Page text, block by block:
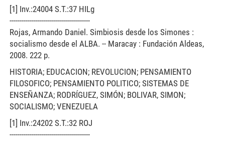
[1] Inv.:24004 S.T.:37 HILg
----------------------------------------
Rojas, Armando Daniel. Simbiosis desde los Simones :
socialismo desde el ALBA. -- Maracay : Fundación Aldeas,
2008. 222 p.
HISTORIA; EDUCACION; REVOLUCION; PENSAMIENTO
FILOSOFICO; PENSAMIENTO POLITICO; SISTEMAS DE
ENSEÑANZA; RODRÍGUEZ, SIMÓN; BOLIVAR, SIMON;
SOCIALISMO; VENEZUELA
[1] Inv.:24202 S.T.:32 ROJ
----------------------------------------